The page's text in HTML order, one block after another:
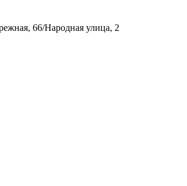
66/Народная улица, 2